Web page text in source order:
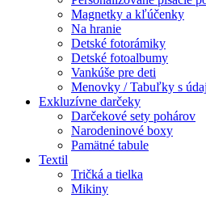
Magnetky a kľúčenky
Na hranie
Detské fotorámiky
Detské fotoalbumy
Vankúše pre deti
Menovky / Tabuľky s
Exkluzívne darčeky
Darčekové sety pohárov
Narodeninové boxy
Pamätné tabule
Textil
Tričká a tielka
Mikiny